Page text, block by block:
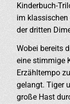
Kinderbuch-
im klassischen
der dritten
Wobei bereits
eine stimmige
Erzähltempo
gelangt. Tiger
große Hast